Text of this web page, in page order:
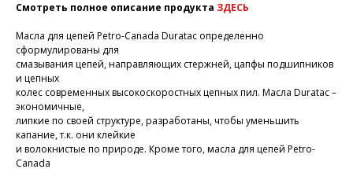
Смотреть полное описание продукта ЗДЕСЬ
Масла для цепей Petro-Canada Duratac определенно
сформулированы для
смазывания цепей, направляющих стержней, цапфы подшипников
и цепных
колес современных высокоскоростных цепных пил. Масла Duratac –
экономичные,
липкие по своей структуре, разработаны, чтобы уменьшить
капание, т.к. они клейкие
и волокнистые по природе. Кроме того, масла для цепей Petro-
Canada